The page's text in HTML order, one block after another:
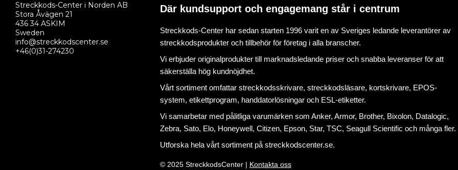
Streckkods-Center i Norden AB
Stora Åvägen 21
436 34 ASKIM
Sweden
info@streckkodscenter.se
+46(0)31-274230
Där kundsupport och engagemang står i centrum
Streckkods-Center har sedan starten 1996 varit en av Sveriges ledande leverantörer av
streckkodsprodukter och tillbehör för företag i alla branscher.
Vi erbjuder originalprodukter till marknadsledande priser och snabba leveranser för att
säkerställa hög kundnöjdhet.
Vårt sortiment omfattar streckkodsskrivare, streckkodsläsare, kortskrivare, EPOS-
system, etikettprogram, handdatorlösningar och ESL-etiketter.
Vi samarbetar med pålitliga varumärken som Anker, Armor, Brother, Bixolon, Datalogic,
Zebra, Sato, Elo, Honeywell, Citizen, Epson, Star, TSC, Seagull Scientific och många fler.
Utforska hela vårt sortiment påstreckkodscenter.se.
© 2025 StreckkodsCenter | Kontakta oss